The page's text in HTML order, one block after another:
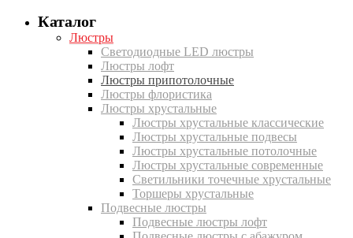
Каталог
Люстры
Светодиодные LED люстры
Люстры лофт
Люстры припотолочные
Люстры флористика
Люстры хрустальные
Люстры хрустальные классические
Люстры хрустальные подвесы
Люстры хрустальные потолочные
Люстры хрустальные современные
Светильники точечные хрустальные
Торшеры хрустальные
Подвесные люстры
Подвесные люстры лофт